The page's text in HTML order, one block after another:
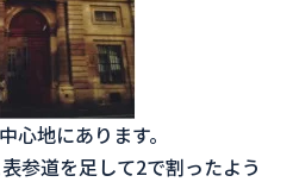
心地にあります。
参道を足して2で割ったよう